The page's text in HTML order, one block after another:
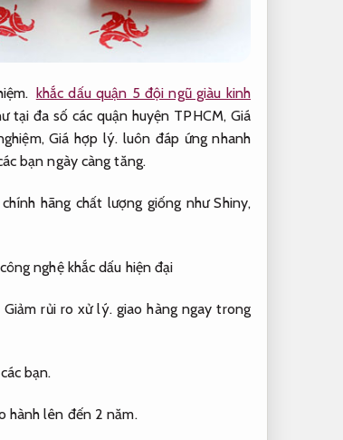
khắc dấu quận 5 đội ngũ giàu kinh
tại đa số các quận huyện TPHCM, Giá
Giá hợp lý. luôn đáp ứng nhanh
bạn ngày càng tăng.
hãng chất lượng giống như Shiny,
nghệ khắc dấu hiện đại
Giảm rủi ro xử lý. giao hàng ngay trong
bạn.
hành lên đến 2 năm.